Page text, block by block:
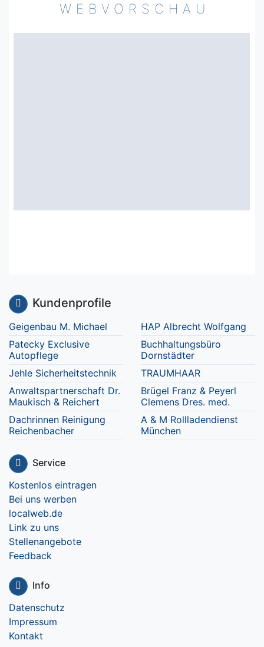
WEBVORSCHAU
Kundenprofile
Geigenbau M. Michael
Patecky Exclusive
Autopflege
Jehle Sicherheitstechnik
Anwaltspartnerschaft Dr.
Maukisch & Reichert
Dachrinnen Reinigung
Reichenbacher
HAP Albrecht Wolfgang
Buchhaltungsbüro
Dornstädter
TRAUMHAAR
Brügel Franz & Peyerl
Clemens Dres. med.
A & M Rollladendienst
München
Service
Kostenlos eintragen
Bei uns werben
localweb.de
Link zu uns
Stellenangebote
Feedback
Info
Datenschutz
Impressum
Kontakt